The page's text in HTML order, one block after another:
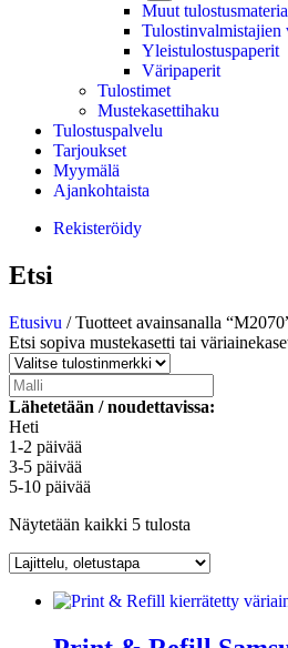
Muut
Tulostinvalmistajien
Yleistulostuspaperit
Väripaperit
Tulostimet
Mustekasettihaku
Tulostuspalvelu
Tarjoukset
Myymälä
Ajankohtaista
Rekisteröidy
Etsi
Etusivu / Tuotteet avainsanalla
Etsi sopiva mustekasetti tai
Lähetetään / noudettavissa:
Heti
1-2 päivää
3-5 päivää
5-10 päivää
Näytetään kaikki 5 tulosta